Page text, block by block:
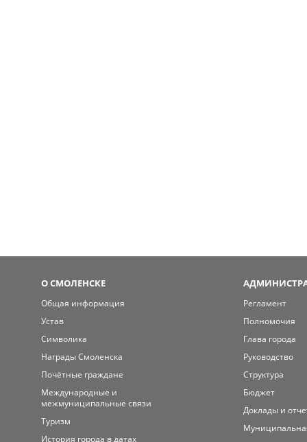
О СМОЛЕНСКЕ
Общая информация
Устав
Символика
Награды Смоленска
Почётные граждане
Международные и
межмуниципальные связи
Туризм
История города в датах
Регламент
Полномочия
Глава города
Руководство
Структура
Бюджет
Доклады и